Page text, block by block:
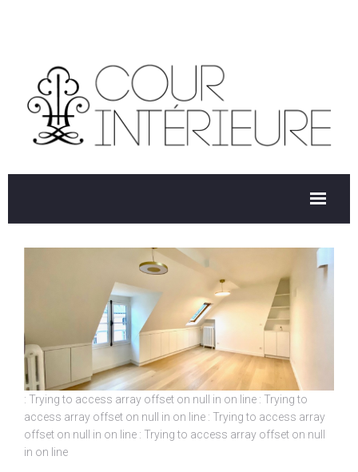
: Trying to access array offset on null in on line : Trying to
access array offset on null in on line : Trying to access array
offset on null in on line : Trying to access array offset on null
in on line